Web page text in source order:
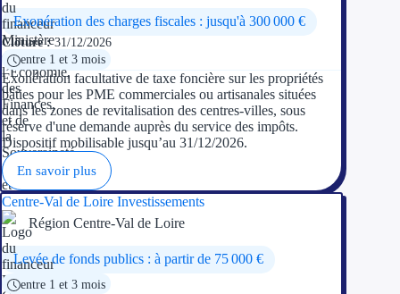
Exonération des charges fiscales : jusqu'à 300 000 €
Clôture :31/12/2026
entre 1 et 3 mois
Exonération facultative de taxe foncière sur les propriétés
bâties pour les PME commerciales ou artisanales situées
dans les zones de revitalisation des centres-villes, sous
réserve d'une demande auprès du service des impôts.
Dispositif mobilisable jusqu’au 31/12/2026.
En savoir plus
Centre-Val de Loire Investissements
Région Centre-Val de Loire
Levée de fonds publics : à partir de 75 000 €
entre 1 et 3 mois